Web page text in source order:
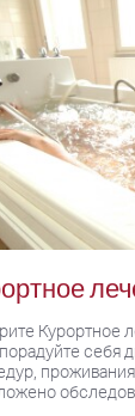
Курортное
себя